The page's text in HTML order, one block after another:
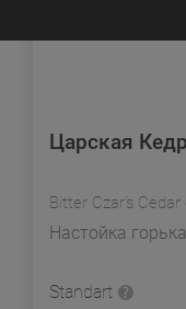
Царская
Bitter Czar's Cedar
Настойка
Standart